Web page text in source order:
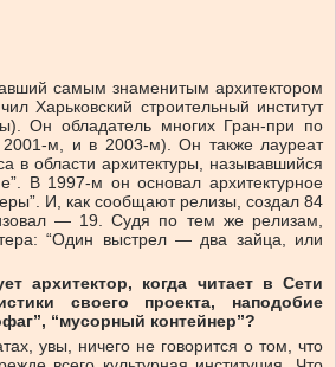
самым знаменитым архитектором
Харьковский строительный институт
Он обладатель многих Гран-при по
м, и в 2003-м). Он также лауреат
в области архитектуры, называвшийся
В 1997-м он основал архитектурное
И, как сообщают релизы, создал 84
— 19. Судя по тем же релизам,
“Один выстрел — два зайца, или
архитектор, когда читает в Сети
своего проекта, наподобие
“мусорный контейнер”?
увы, ничего не говорится о том, что